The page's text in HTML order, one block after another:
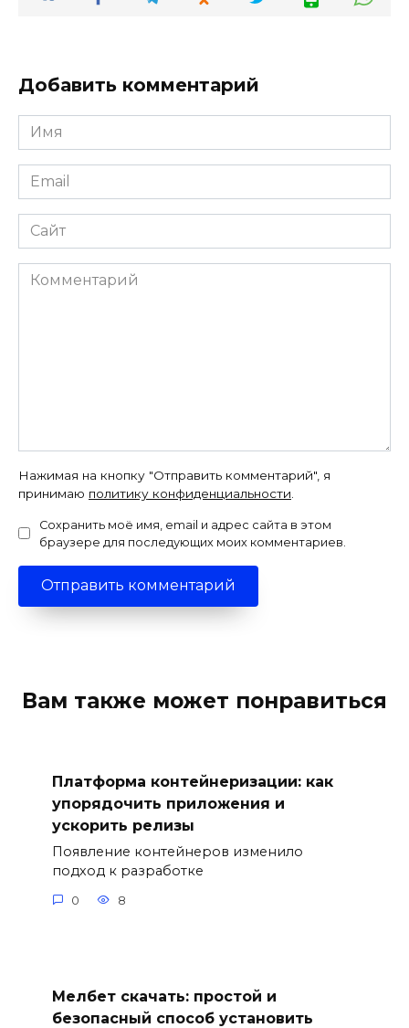
Добавить комментарий
Имя
Email
Сайт
Комментарий
Нажимая на кнопку "Отправить комментарий", я
принимаю политику конфиденциальности
Сохранить моё имя, email и адрес сайта в этом
браузере для последующих моих комментариев.
Вам также может понравиться
Платформа контейнеризации: как
упорядочить приложения и
ускорить релизы
Появление контейнеров изменило
подход к разработке
0 8
Мелбет скачать: простой и
безопасный способ установить